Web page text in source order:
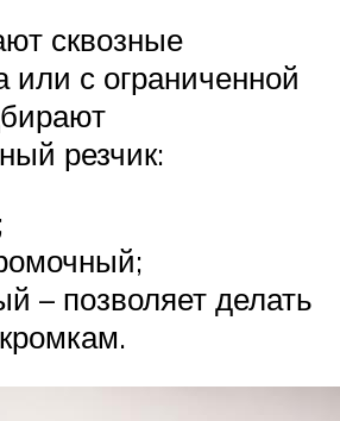
сквозные
или с ограниченной
резчик:
– позволяет делать